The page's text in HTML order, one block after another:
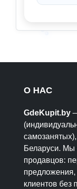
О НАС
GdeKupit.by
Беларуси. Мы
продавцов:
клиентов без